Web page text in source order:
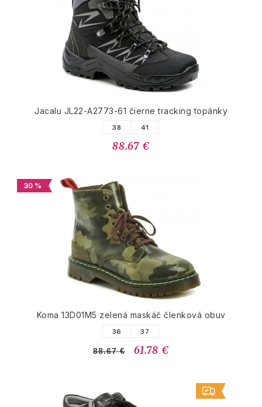
Jacalu JL22-A2773-61 čierne tracking topánky
38 41
88.67 €
30 %
Koma 13D01M5 zelená maskáč členková obuv
36 37
88.67 € 61.78 €